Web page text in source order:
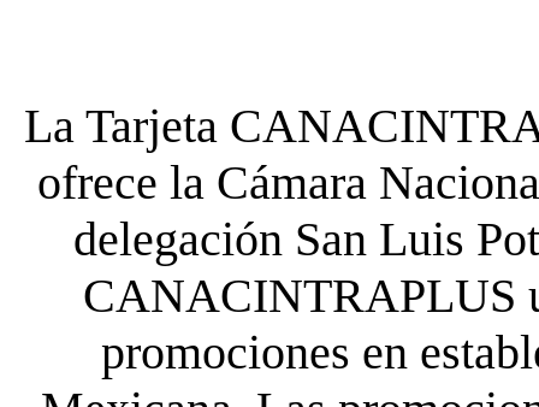
La Tarjeta
ofrece la Cámara
delegación San Luis
CANACINTRAPLUS
promociones en